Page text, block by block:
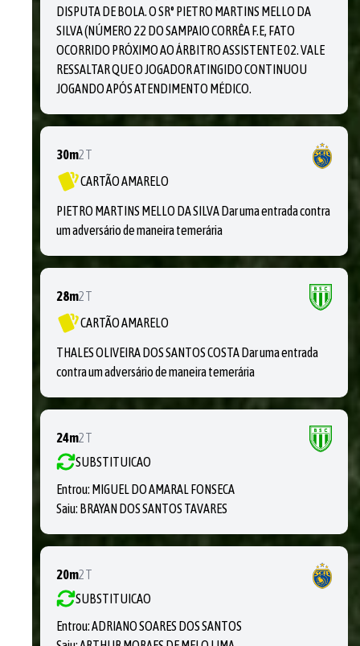
DISPUTA DE BOLA. O SR° PIETRO MARTINS MELLO DA
SILVA (NÚMERO 22 DO SAMPAIO CORRÊA F.E, FATO
OCORRIDO PRÓXIMO AO ÁRBITRO ASSISTENTE 02. VALE
RESSALTAR QUE O JOGADOR ATINGIDO CONTINUOU
JOGANDO APÓS ATENDIMENTO MÉDICO.
30m2T
CARTÃO AMARELO
PIETRO MARTINS MELLO DA SILVA Dar uma entrada contra
um adversário de maneira temerária
28m2T
CARTÃO AMARELO
THALES OLIVEIRA DOS SANTOS COSTA Dar uma entrada
contra um adversário de maneira temerária
24m2T
SUBSTITUICAO
Entrou: MIGUEL DO AMARAL FONSECA
Saiu: BRAYAN DOS SANTOS TAVARES
20m2T
SUBSTITUICAO
Entrou:ADRIANO SOARES DOS SANTOS